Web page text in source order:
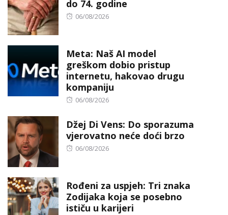
do 74. godine
Posted
06/08/2026
Meta: Naš AI model
greškom dobio pristup
internetu, hakovao drugu
kompaniju
Posted
06/08/2026
Džej Di Vens: Do sporazuma
vjerovatno neće doći brzo
Posted
06/08/2026
Rođeni za uspjeh: Tri znaka
Zodijaka koja se posebno
ističu u karijeri